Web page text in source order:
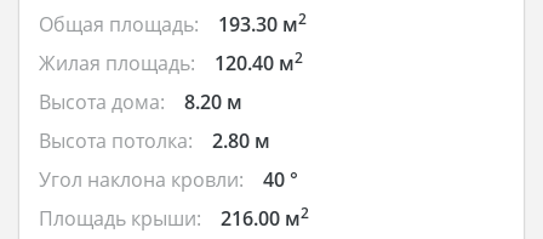
Общая площадь:
193.30 м2
Жилая площадь: 120.40 м2
Высота дома:
8.20 м
Высота потолка:
2.80 м
Угол наклона кровли:
40 °
Площадь крыши:
216.00 м2